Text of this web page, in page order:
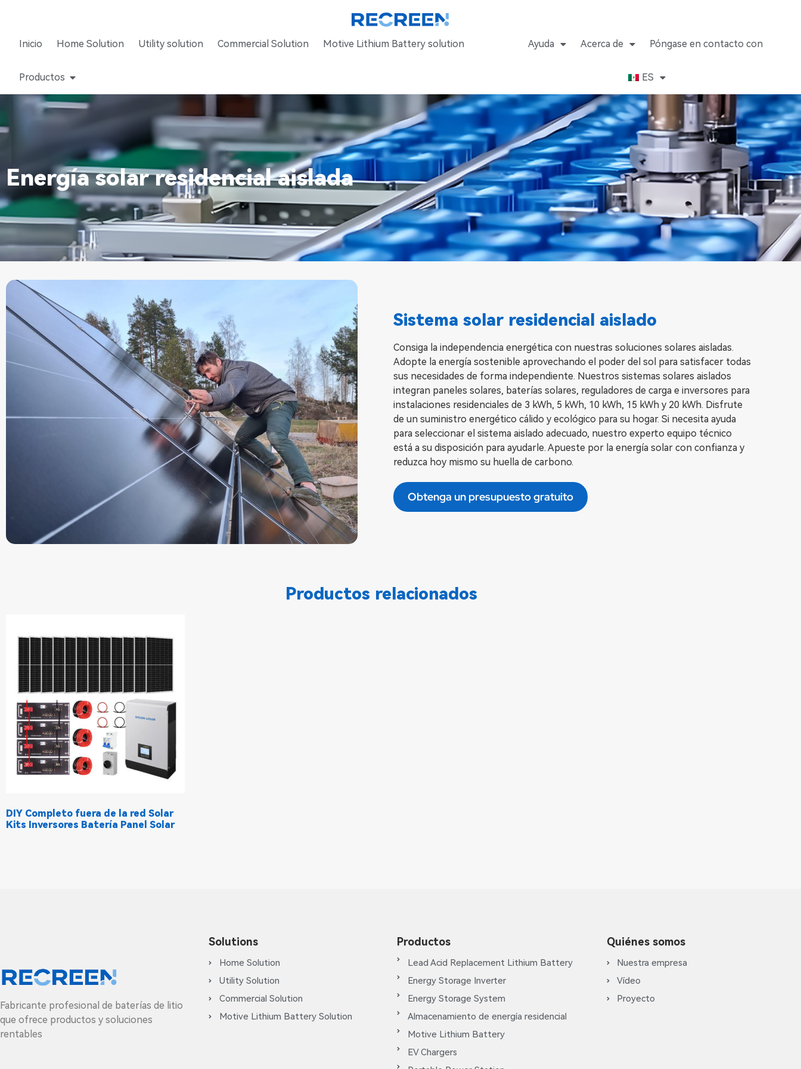
Inicio Home Solution Utility solution Commercial Solution Motive Lithium Battery solution
Productos
Ayuda Acerca de Póngase en contacto con
ES
Energía solar residencial aislada
Sistema solar residencial aislado
Consiga la independencia energética con nuestras soluciones solares aisladas.
Adopte la energía sostenible aprovechando el poder del sol para satisfacer todas
sus necesidades de forma independiente. Nuestros sistemas solares aislados
integran paneles solares, baterías solares, reguladores de carga e inversores para
instalaciones residenciales de 3 kWh, 5 kWh, 10 kWh, 15 kWh y 20 kWh. Disfrute
de un suministro energético cálido y ecológico para su hogar. Si necesita ayuda
para seleccionar el sistema aislado adecuado, nuestro experto equipo técnico
está a su disposición para ayudarle. Apueste por la energía solar con confianza y
reduzca hoy mismo su huella de carbono.
Obtenga un presupuesto gratuito
Productos relacionados
DIY Completo fuera de la red Solar
Kits Inversores Batería Panel Solar
Fabricante profesional de baterías de litio
que ofrece productos y soluciones
rentables
Solutions
Home Solution
Utility Solution
Commercial Solution
Motive Lithium Battery Solution
Productos
Lead Acid Replacement Lithium Battery
Energy Storage Inverter
Energy Storage System
Almacenamiento de energía residencial
Motive Lithium Battery
EV Chargers
Quiénes somos
Nuestra empresa
Vídeo
Proyecto